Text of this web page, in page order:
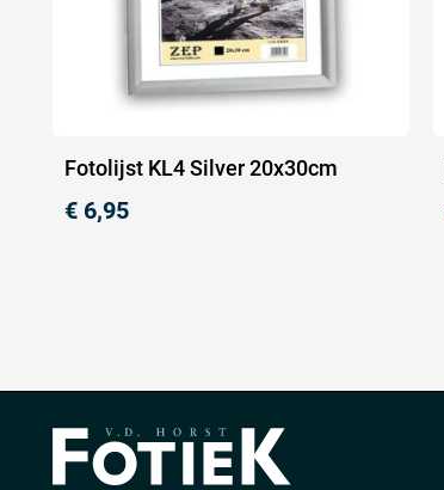
Fotolijst KL4 Silver 20x30cm
€ 6,95